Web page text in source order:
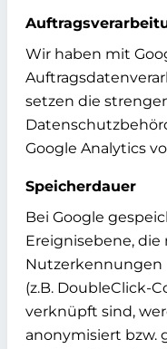
Wir haben mit
setzen die
Google Analytics
Speicherdauer
Bei Google
Ereignisebene, die
Nutzerkennungen
(z.B. DoubleClick-
verknüpft sind,
anonymisiert bzw.